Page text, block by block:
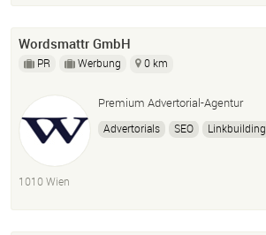
Wordsmattr GmbH
PR Werbung 0 km
Premium Advertorial-Agentur
Advertorials SEO Linkbuilding
1010 Wien